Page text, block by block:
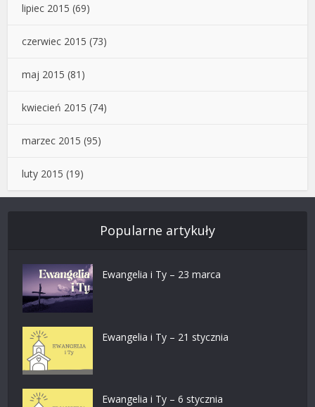
lipiec 2015 (69)
czerwiec 2015 (73)
maj 2015 (81)
kwiecień 2015 (74)
marzec 2015 (95)
luty 2015 (19)
Popularne artykuły
Ewangelia i Ty – 23 marca
Ewangelia i Ty – 21 stycznia
Ewangelia i Ty – 6 stycznia